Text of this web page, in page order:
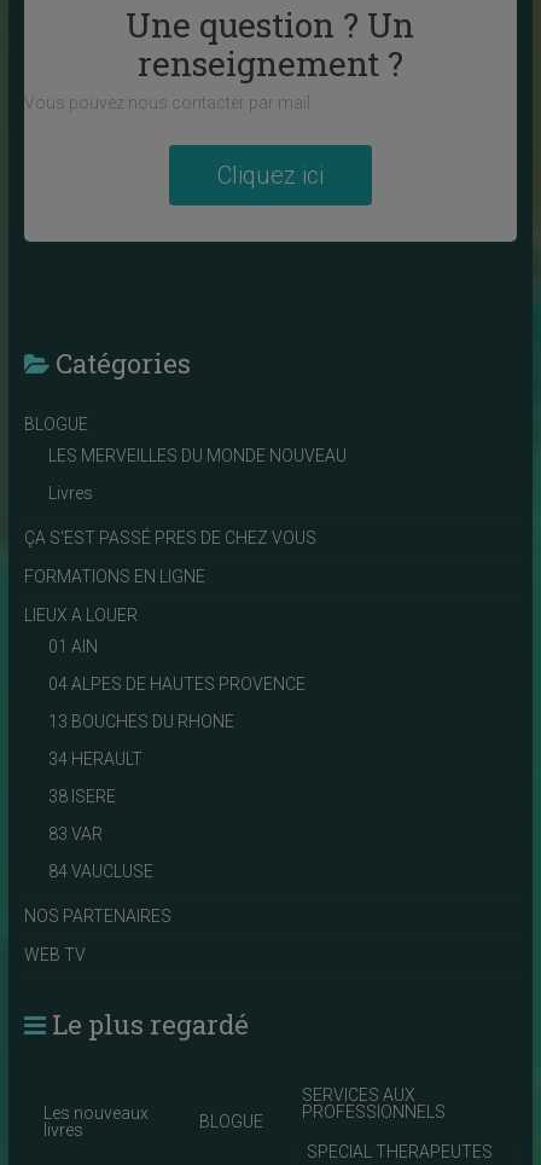
Une question ? Un
renseignement ?
Vous pouvez nous contacter par mail :
Cliquez ici
Catégories
BLOGUE
LES MERVEILLES DU MONDE NOUVEAU
Livres
ÇA S'EST PASSÉ PRES DE CHEZ VOUS
FORMATIONS EN LIGNE
LIEUX A LOUER
01 AIN
04 ALPES DE HAUTES PROVENCE
13 BOUCHES DU RHONE
34 HERAULT
38 ISERE
83 VAR
84 VAUCLUSE
NOS PARTENAIRES
WEB TV
Le plus regardé
Les nouveaux
livres
BLOGUE
SERVICES AUX
PROFESSIONNELS
SPECIAL THERAPEUTES